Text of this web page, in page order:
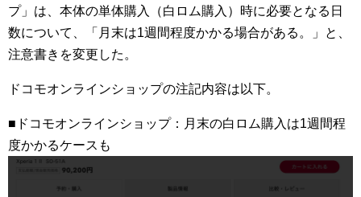
プ」は、本体の単体購入（白ロム購入）時に必要となる日
数について、「月末は1週間程度かかる場合がある。」と、
注意書きを変更した。
ドコモオンラインショップの注記内容は以下。
■ドコモオンラインショップ：月末の白ロム購入は1週間程
度かかるケースも